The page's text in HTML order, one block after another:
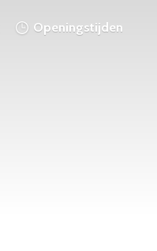
Openingstijden